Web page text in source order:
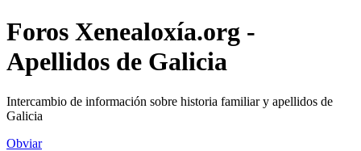
Foros Xenealoxía.org -
Apellidos de Galicia
Intercambio de información sobre historia familiar y apellidos de
Galicia
Obviar